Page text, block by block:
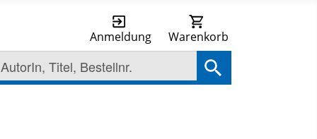
Anmeldung Warenkorb